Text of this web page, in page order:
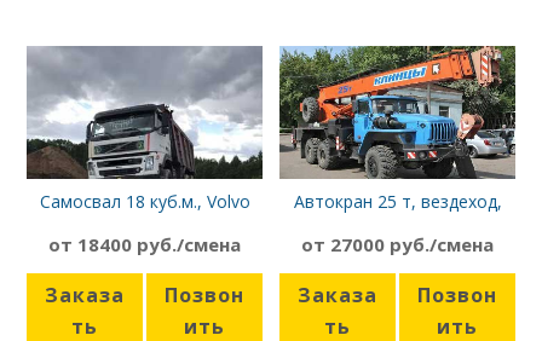
Самосвал 18 куб.м., Volvo
от 18400 руб./смена
Заказа
ть
Позвон
ить
Автокран 25 т, вездеход,
КС-55713-3К Урал-5557
от 27000 руб./смена
Заказа
ть
Позвон
ить